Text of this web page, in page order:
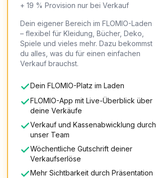
+ 19 % Provision nur bei Verkauf
Dein eigener Bereich im FLOMIO-Laden
– flexibel für Kleidung, Bücher, Deko,
Spiele und vieles mehr. Dazu bekommst
du alles, was du für einen einfachen
Verkauf brauchst.
Dein FLOMIO-Platz im Laden
FLOMIO-App mit Live-Überblick über
deine Verkäufe
Verkauf und Kassenabwicklung durch
unser Team
Wöchentliche Gutschrift deiner
Verkaufserlöse
Mehr Sichtbarkeit durch Präsentation